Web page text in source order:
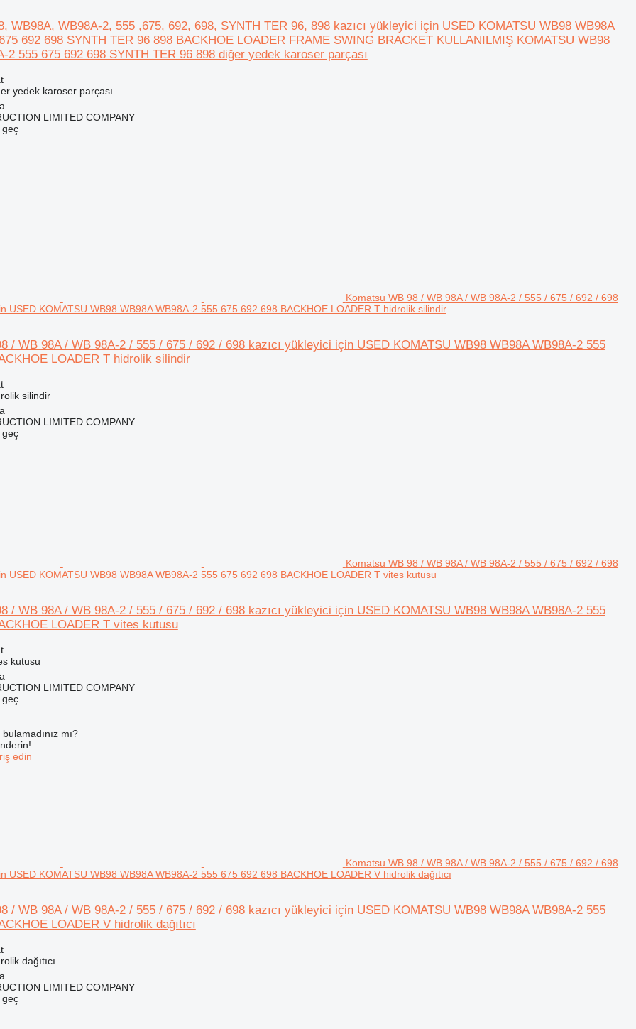
WB98A, WB98A-2, 555 ,675, 692, 698, SYNTH TER 96, 898 kazıcı yükleyici için USED KOMATSU WB98 WB98A
692 698 SYNTH TER 96 898 BACKHOE LOADER FRAME SWING BRACKET KULLANILMIŞ KOMATSU WB98
2 555 675 692 698 SYNTH TER 96 898 diğer yedek karoser parçası
yedek karoser parçası
LIMITED COMPANY
geç
Komatsu WB 98 / WB 98A / WB 98A-2 / 555 / 675 / 692 / 698
USED KOMATSU WB98 WB98A WB98A-2 555 675 692 698 BACKHOE LOADER T hidrolik silindir
/ WB 98A / WB 98A-2 / 555 / 675 / 692 / 698 kazıcı yükleyici için USED KOMATSU WB98 WB98A WB98A-2 555
LOADER T hidrolik silindir
silindir
LIMITED COMPANY
geç
Komatsu WB 98 / WB 98A / WB 98A-2 / 555 / 675 / 692 / 698
USED KOMATSU WB98 WB98A WB98A-2 555 675 692 698 BACKHOE LOADER T vites kutusu
/ WB 98A / WB 98A-2 / 555 / 675 / 692 / 698 kazıcı yükleyici için USED KOMATSU WB98 WB98A WB98A-2 555
LOADER T vites kutusu
kutusu
LIMITED COMPANY
geç
mı?
edin
Komatsu WB 98 / WB 98A / WB 98A-2 / 555 / 675 / 692 / 698
USED KOMATSU WB98 WB98A WB98A-2 555 675 692 698 BACKHOE LOADER V hidrolik dağıtıcı
/ WB 98A / WB 98A-2 / 555 / 675 / 692 / 698 kazıcı yükleyici için USED KOMATSU WB98 WB98A WB98A-2 555
LOADER V hidrolik dağıtıcı
dağıtıcı
LIMITED COMPANY
geç